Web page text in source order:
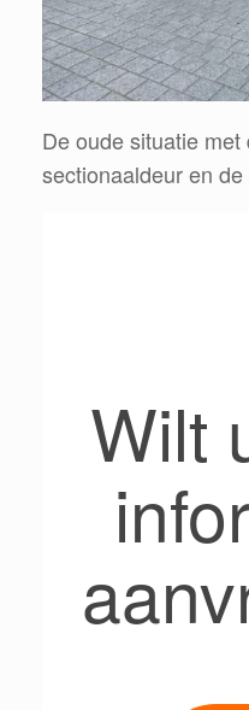
De oude situatie met
sectionaaldeur en
Wilt